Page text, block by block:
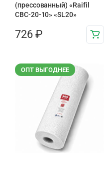
(прессованный) «Raifil
CBC-20-10» «SL20»
726 ₽
ОПТ ВЫГОДНЕЕ